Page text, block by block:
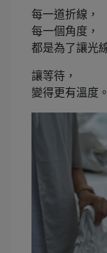
每一道折線，
每一個角度，
都是為了讓光
讓等待，
變得更有溫度。